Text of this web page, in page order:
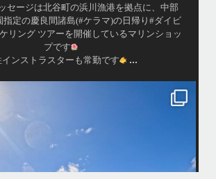
•
夏には珍しい北風つづきのおかげでビーチ
が穏やか
...
island.message
・
ザーチャーターのご利用が続いていて梅雨明け後の
バナナボートに船上BBQ、シュノーケリングとお楽
しみ頂いております
りさせて頂き温めていたご予約でしたので、お天